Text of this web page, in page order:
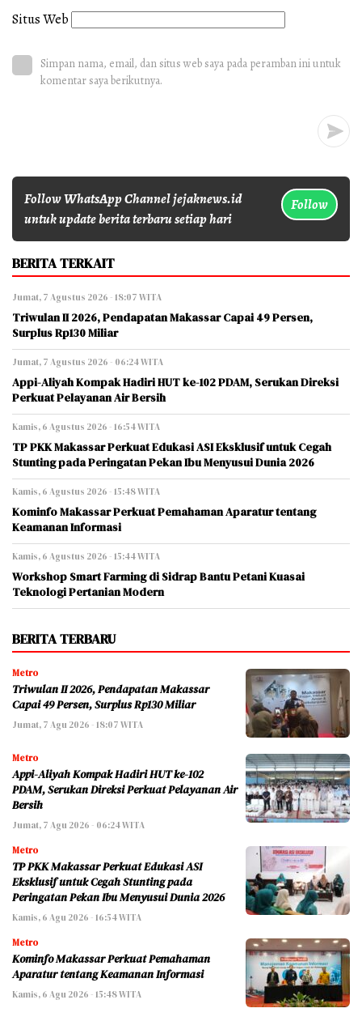
Situs Web
Simpan nama, email, dan situs web saya pada peramban ini untuk
komentar saya berikutnya.
Follow WhatsApp Channel jejaknews.id
untuk update berita terbaru setiap hari
Follow
BERITA TERKAIT
Jumat, 7 Agustus 2026 - 18:07 WITA
Triwulan II 2026, Pendapatan Makassar Capai 49 Persen,
Surplus Rp130 Miliar
Jumat, 7 Agustus 2026 - 06:24 WITA
Appi-Aliyah Kompak Hadiri HUT ke-102 PDAM, Serukan Direksi
Perkuat Pelayanan Air Bersih
Kamis, 6 Agustus 2026 - 16:54 WITA
TP PKK Makassar Perkuat Edukasi ASI Eksklusif untuk Cegah
Stunting pada Peringatan Pekan Ibu Menyusui Dunia 2026
Kamis, 6 Agustus 2026 - 15:48 WITA
Kominfo Makassar Perkuat Pemahaman Aparatur tentang
Keamanan Informasi
Kamis, 6 Agustus 2026 - 15:44 WITA
Workshop Smart Farming di Sidrap Bantu Petani Kuasai
Teknologi Pertanian Modern
BERITA TERBARU
Metro
Triwulan II 2026, Pendapatan Makassar
Capai 49 Persen, Surplus Rp130 Miliar
Jumat, 7 Agu 2026 - 18:07 WITA
Metro
Appi-Aliyah Kompak Hadiri HUT ke-102
PDAM, Serukan Direksi Perkuat Pelayanan Air
Bersih
Jumat, 7 Agu 2026 - 06:24 WITA
Metro
TP PKK Makassar Perkuat Edukasi ASI
Eksklusif untuk Cegah Stunting pada
Peringatan Pekan Ibu Menyusui Dunia 2026
Kamis, 6 Agu 2026 - 16:54 WITA
Metro
Kominfo Makassar Perkuat Pemahaman
Aparatur tentang Keamanan Informasi
Kamis, 6 Agu 2026 - 15:48 WITA